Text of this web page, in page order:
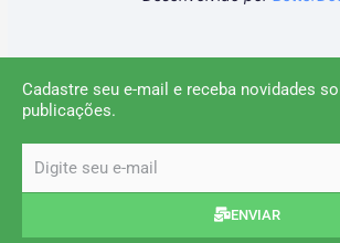
Cadastre seu e-mail e receba novidades
publicações.
ENVIAR